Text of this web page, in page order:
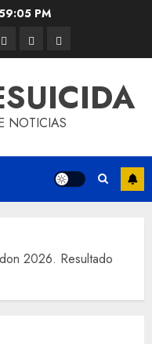
PM
NOTICIAS
2026. Resultado